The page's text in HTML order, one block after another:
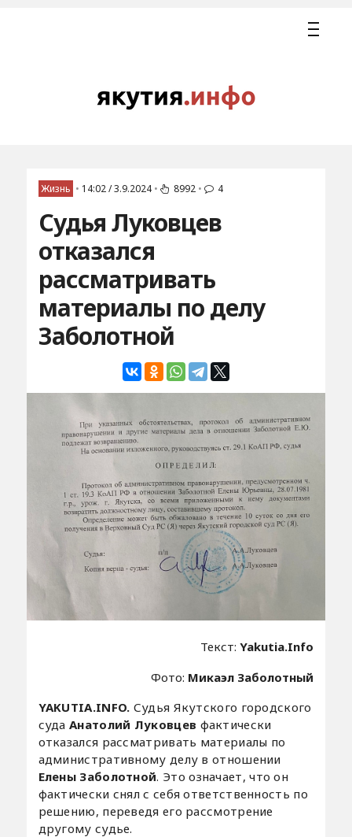
Жизнь • 14:02 / 3.9.2024 • 8992 • 4
Судья Луковцев
отказался
рассматривать
материалы по делу
Заболотной
Текст:Yakutia.Info
Фото: Микаэл Заболотный
YAKUTIA.INFO. Судья Якутского городского
судаАнатолий Луковцев фактически
отказался рассматривать материалы по
административному делу в отношении
Елены Заболотной. Это означает, что он
фактически снял с себя ответственность по
решению, переведя его рассмотрение
другому судье.